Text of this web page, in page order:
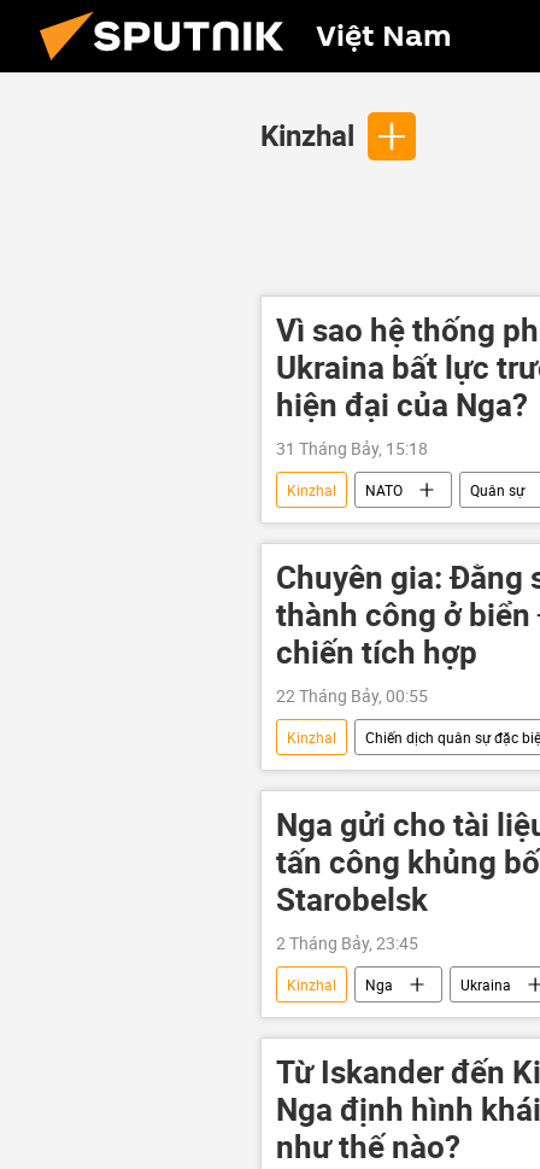
Việt Nam
Kinzhal
Vì sao hệ thống
Ukraina bất lực
hiện đại của Nga?
31 Tháng Bảy, 15:18
Kinzhal NATO Quân sự
Quân đội Nga
Quan điểm-Ý
Zircon
UAV Chiến
phương Tây
Trung Đông
tên lửa siêu thanh
Chuyên gia: Đằng
thành công ở
chiến tích hợp
22 Tháng Bảy, 00:55
Kinzhal Chiến dịch quân sự đặc
Cuộc khủng hoảng ở Ukraina
Quân sự
Thế giới
Nga gửi cho tài
tấn công khủng
Starobelsk
2 Tháng Bảy, 23:45
Kinzhal Nga Ukraina
Quân đội Ukraina
Thế giới
Oreshnik
Iskander
UAV Zircon
Từ Iskander đến
Nga định hình
như thế nào?